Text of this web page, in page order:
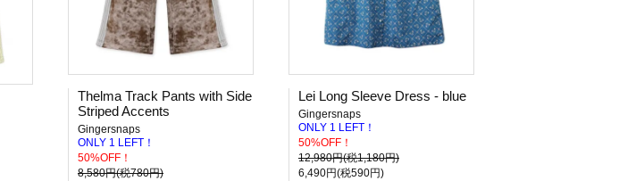
Thelma Track Pants with Side
Striped Accents
Gingersnaps
ONLY 1 LEFT！
50%OFF！
8,580円(税780円)
Lei Long Sleeve Dress - blue
Gingersnaps
ONLY 1 LEFT！
50%OFF！
12,980円(税1,180円)
6,490円(税590円)